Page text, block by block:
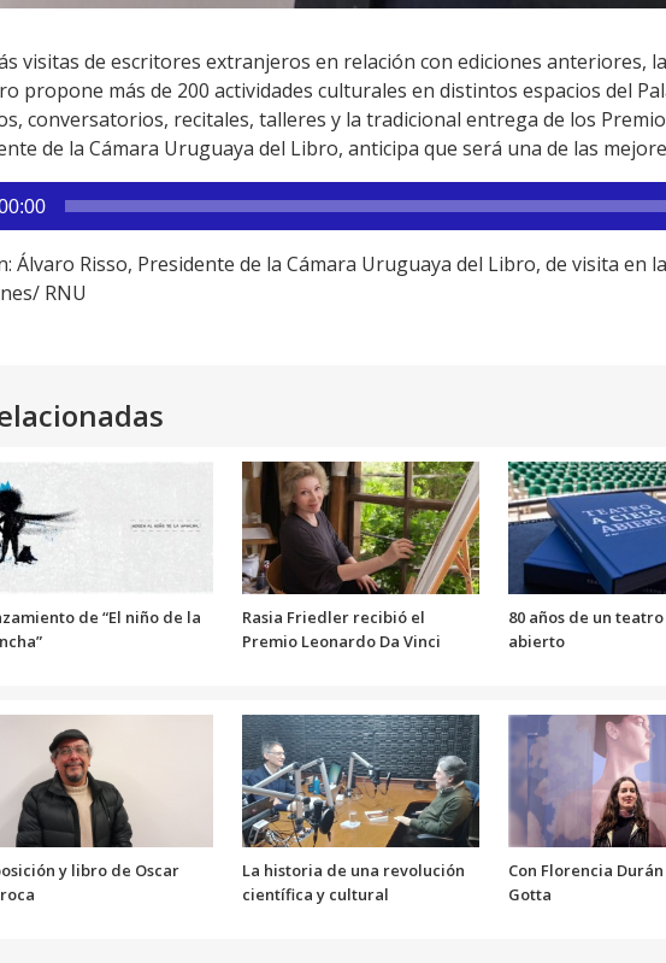
visitas de escritores extranjeros en relación con ediciones anteriores,
propone más de 200 actividades culturales en distintos espacios del
conversatorios, recitales, talleres y la tradicional entrega de los
de la Cámara Uruguaya del Libro, anticipa que será una de las
Álvaro Risso, Presidente de la Cámara Uruguaya del Libro, de visita en
RNU
de “El niño de la
Rasia Friedler recibió el
Premio Leonardo Da Vinci
80 años de un
abierto
y libro de Oscar
La historia de una revolución
científica y cultural
Con Florencia Durán
Gotta